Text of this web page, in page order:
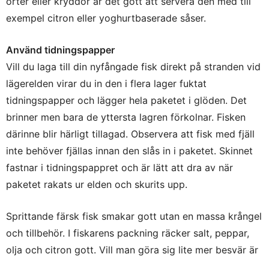
exempel citron eller yoghurtbaserade såser.
Använd tidningspapper
Vill du laga till din nyfångade fisk direkt på stranden vid
lägerelden virar du in den i flera lager fuktat
tidningspapper och lägger hela paketet i glöden. Det
brinner men bara de yttersta lagren förkolnar. Fisken
därinne blir härligt tillagad. Observera att fisk med fjäll
inte behöver fjällas innan den slås in i paketet. Skinnet
fastnar i tidningspappret och är lätt att dra av när
paketet rakats ur elden och skurits upp.
Sprittande färsk fisk smakar gott utan en massa krångel
och tillbehör. I fiskarens packning räcker salt, peppar,
olja och citron gott. Vill man göra sig lite mer besvär är